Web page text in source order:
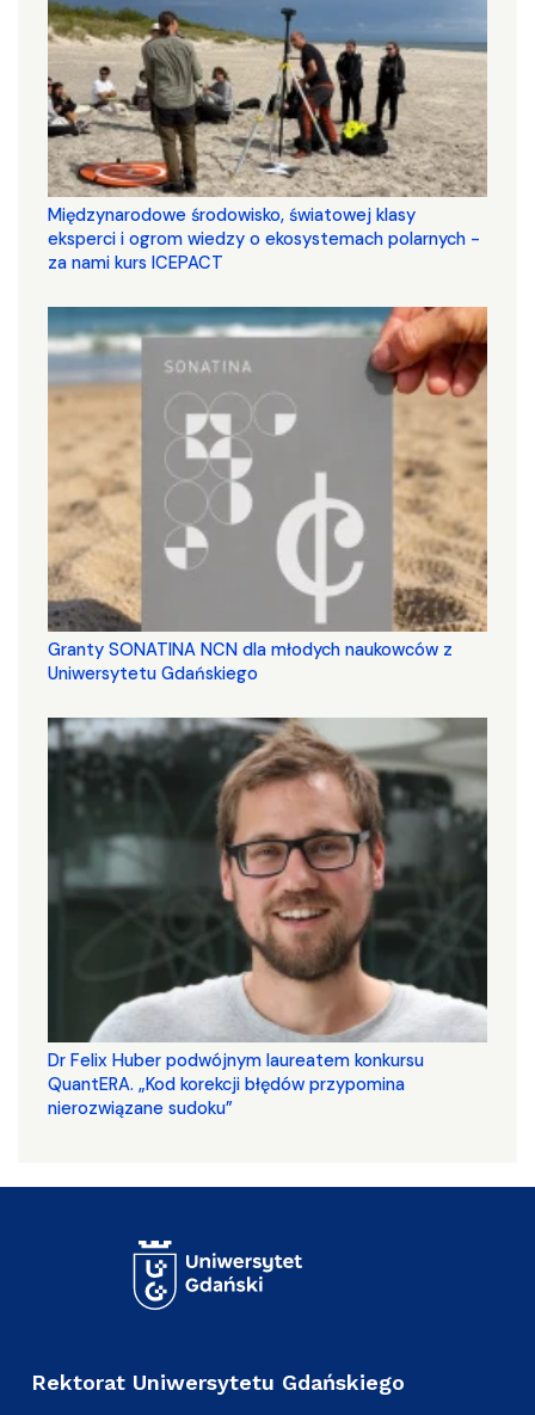
Międzynarodowe środowisko, światowej klasy
eksperci i ogrom wiedzy o ekosystemach polarnych -
za nami kurs ICEPACT
Granty SONATINA NCN dla młodych naukowców z
Uniwersytetu Gdańskiego
Dr Felix Huber podwójnym laureatem konkursu
QuantERA. „Kod korekcji błędów przypomina
nierozwiązane sudoku”
Rektorat Uniwersytetu Gdańskiego